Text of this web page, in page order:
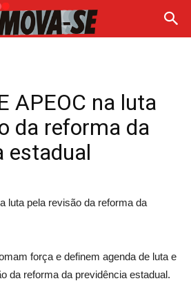
APEOC na luta
da reforma da
estadual
luta pela revisão da reforma da
força e definem agenda de luta e
da reforma da previdência estadual.